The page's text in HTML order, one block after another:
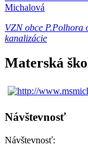
Michalová
VZN obce P.Polhora
kanalizácie
Materská
Návštevnosť
Návštevnosť: